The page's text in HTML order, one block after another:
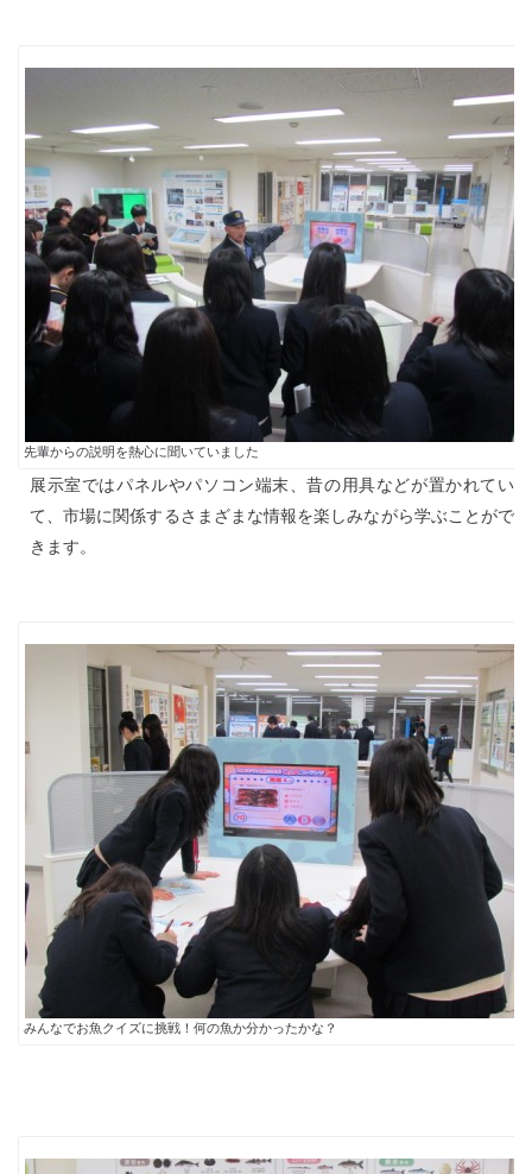
先輩からの説明を熱心に聞いていました
展示室ではパネルやパソコン端末、昔の用具などが置かれてい
て、市場に関係するさまざまな情報を楽しみながら学ぶことがで
きます。
みんなでお魚クイズに挑戦！何の魚か分かったかな？